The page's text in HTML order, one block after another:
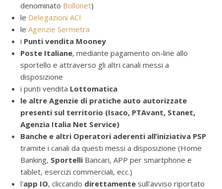
denominato Bollonet)
le Delegazioni ACI
le Agenzie Sermetra
i Punti vendita Mooney
Poste Italiane, mediante pagamento on-line allo
sportello e attraverso gli altri canali messi a
disposizione
i punti vendita Lottomatica
le altre Agenzie di pratiche auto autorizzate
presenti sul territorio (Isaco, PTAvant, Stanet,
Agenzia Italia Net Service)
Banche e altri Operatori aderenti all’iniziativa PSP
tramite i canali da questi messi a disposizione (Home
Banking, Sportelli Bancari, APP per smartphone e
tablet, esercizi commerciali, ecc.)
l'app IO, cliccando direttamente sull'avviso riportato